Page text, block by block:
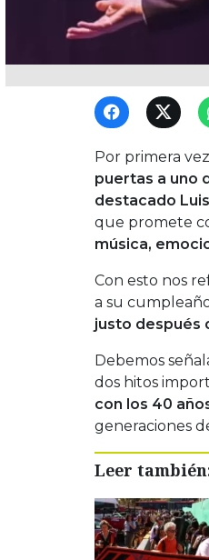
Por primera
puertas a uno
destacado
que promete
música,
Con esto nos
a su
justo después
Debemos
dos hitos
con los 40
generaciones
Leer